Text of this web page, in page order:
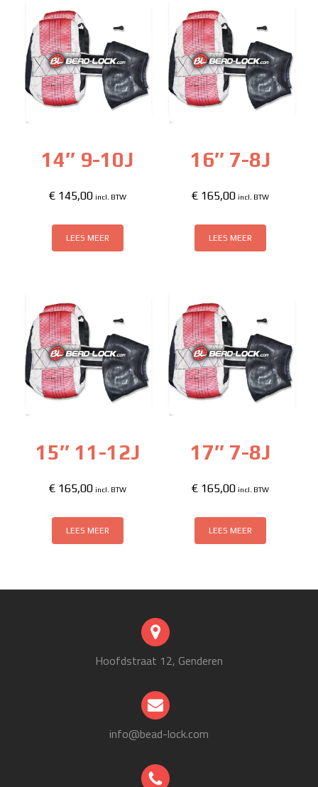
14″ 9-10J
€145,00 incl. BTW
LEES MEER
16″ 7-8J
€ 165,00 incl. BTW
LEES MEER
15″ 11-12J
€165,00 incl. BTW
LEES MEER
17″ 7-8J
€ 165,00 incl. BTW
LEES MEER
Hoofdstraat 12, Genderen
info@bead-lock.com